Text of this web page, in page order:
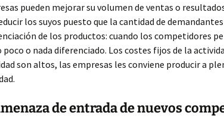
pueden mejorar su volumen de ventas o
los suyos puesto que la cantidad de
de los productos: cuando los competidores
poco o nada diferenciado. Los costes fijos de la
son altos, las empresas les conviene producir a
de entrada de nuevos